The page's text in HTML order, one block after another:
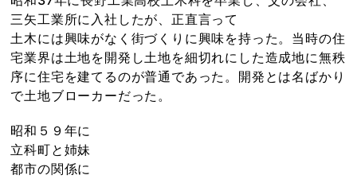
三矢工業所に入社したが、正直言って
土木には興味がなく街づくりに興味を持った。当時の住
宅業界は土地を開発し土地を細切れにした造成地に無秩
序に住宅を建てるのが普通であった。開発とは名ばかり
で土地ブローカーだった。
昭和５９年に
立科町と姉妹
都市の関係に